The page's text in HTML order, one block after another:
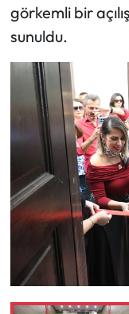
görkemli bir
sunuldu.